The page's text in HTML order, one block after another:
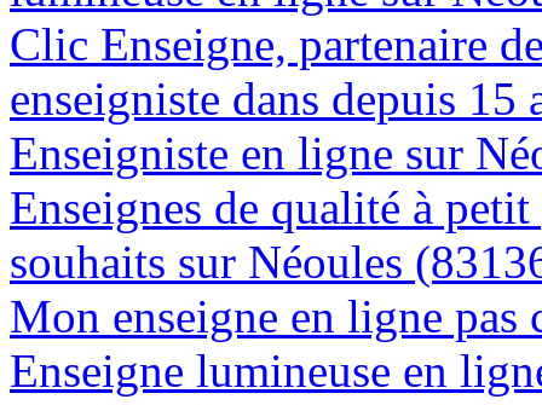
Clic Enseigne, partenaire
enseigniste dans depuis 15
Enseigniste en ligne sur
Enseignes de qualité à
souhaits sur Néoules
Mon enseigne en ligne pas
Enseigne lumineuse en